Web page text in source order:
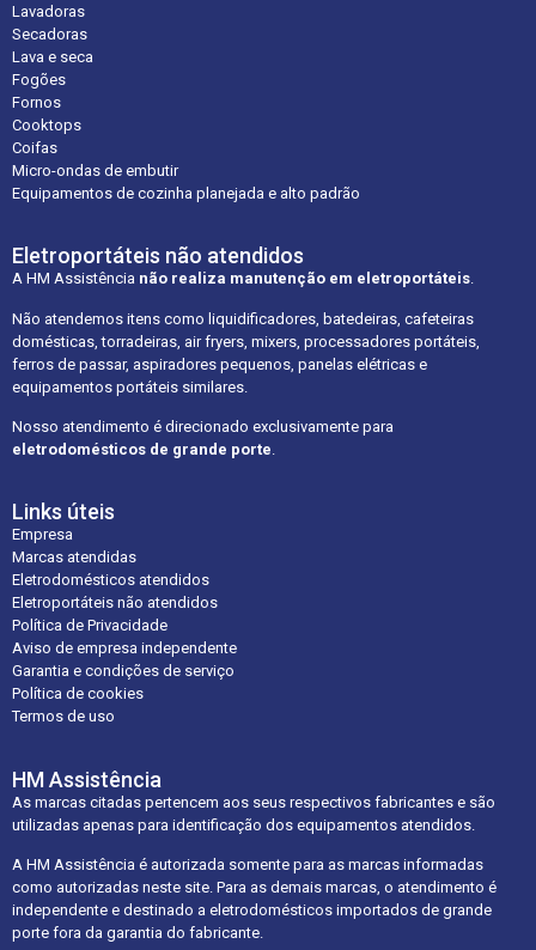
Lavadoras
Secadoras
Lava e seca
Fogões
Fornos
Cooktops
Coifas
Micro-ondas de embutir
Equipamentos de cozinha planejada e alto padrão
Eletroportáteis não atendidos
A HM Assistência não realiza manutenção em eletroportáteis.
Não atendemos itens como liquidificadores, batedeiras, cafeteiras
domésticas, torradeiras, air fryers, mixers, processadores portáteis,
ferros de passar, aspiradores pequenos, panelas elétricas e
equipamentos portáteis similares.
Nosso atendimento é direcionado exclusivamente para
eletrodomésticos de grande porte
Links úteis
Empresa
Marcas atendidas
Eletrodomésticos atendidos
Eletroportáteis não atendidos
Política de Privacidade
Aviso de empresa independente
Garantia e condições de serviço
Política de cookies
Termos de uso
HM Assistência
As marcas citadas pertencem aos seus respectivos fabricantes e são
utilizadas apenas para identificação dos equipamentos atendidos.
A HM Assistência é autorizada somente para as marcas informadas
como autorizadas neste site. Para as demais marcas, o atendimento é
independente e destinado a eletrodomésticos importados de grande
porte fora da garantia do fabricante.